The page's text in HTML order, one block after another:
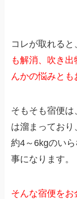
コレが取れると
も解消、吹き
んかの悩みとも
そもそも宿便
は溜まっており
約4～6kgのい
事になります。
そんな宿便を